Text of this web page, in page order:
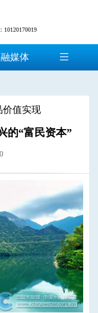
融媒体
价值实现
的“富民资本”